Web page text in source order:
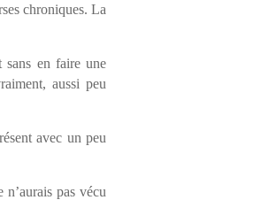
chroniques. La
sans en faire une
aussi peu
avec un peu
pas vécu